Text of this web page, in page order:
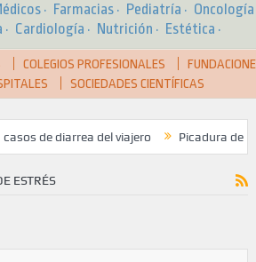
· Farmacias · Pediatría ·
· Cardiología · Nutrición · Estética ·
COLEGIOS PROFESIONALES
SOCIEDADES CIENTÍFICAS
de diarrea del viajero Picadura de
ESTRÉS